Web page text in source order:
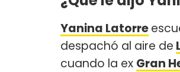
Yanina Latorre
despachó al aire de
cuando la ex Gran